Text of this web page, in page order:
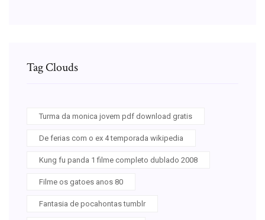
Tag Clouds
Turma da monica jovem pdf download gratis
De ferias com o ex 4 temporada wikipedia
Kung fu panda 1 filme completo dublado 2008
Filme os gatoes anos 80
Fantasia de pocahontas tumblr